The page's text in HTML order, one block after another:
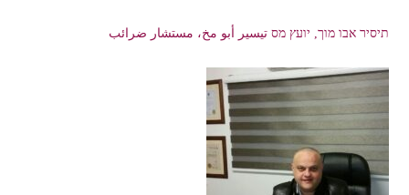
תיסיר אבו מוך, יועץ מס تيسير أبو مخ، مستشار ضرائب